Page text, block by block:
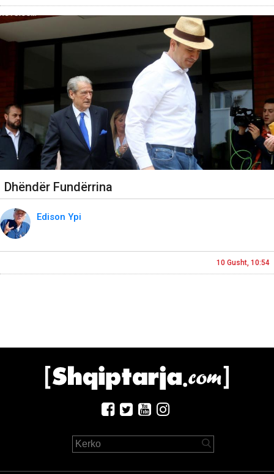
Dhëndër Fundërrina
Edison Ypi
10 Gusht, 10:54